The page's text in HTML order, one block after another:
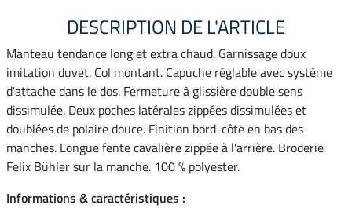
DESCRIPTION DE L'ARTICLE
Manteau tendance long et extra chaud. Garnissage doux
imitation duvet. Col montant. Capuche réglable avec système
d'attache dans le dos. Fermeture à glissière double sens
dissimulée. Deux poches latérales zippées dissimulées et
doublées de polaire douce. Finition bord-côte en bas des
manches. Longue fente cavalière zippée à l'arrière. Broderie
Felix Bühler sur la manche. 100 % polyester.
Informations & caractéristiques :